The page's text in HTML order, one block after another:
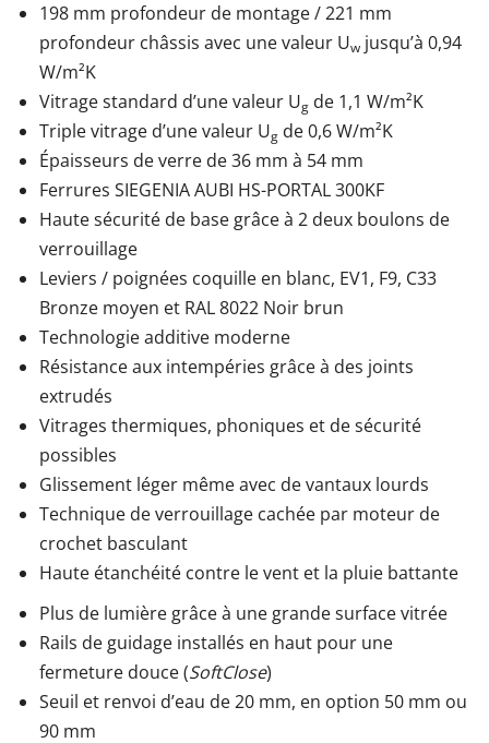
198 mm profondeur de montage / 221 mm
profondeur châssis avec une valeur Uw jusqu’à 0,94
W/m²K
Vitrage standard d’une valeur Ug de 1,1 W/m²K
Triple vitrage d’une valeur Ug de 0,6 W/m²K
Épaisseurs de verre de 36 mm à 54 mm
Ferrures SIEGENIA AUBI HS-PORTAL 300KF
Haute sécurité de base grâce à 2 deux boulons de
verrouillage
Leviers / poignées coquille en blanc, EV1, F9, C33
Bronze moyen et RAL 8022 Noir brun
Technologie additive moderne
Résistance aux intempéries grâce à des joints
extrudés
Vitrages thermiques, phoniques et de sécurité
possibles
Glissement léger même avec de vantaux lourds
Technique de verrouillage cachée par moteur de
crochet basculant
Haute étanchéité contre le vent et la pluie battante
Plus de lumière grâce à une grande surface vitrée
Rails de guidage installés en haut pour une
fermeture douce (SoftClose)
Seuil et renvoi d’eau de 20 mm, en option 50 mm ou
90 mm